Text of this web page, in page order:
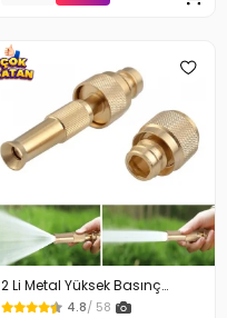
2 Li Metal Yüksek Basınç
Yağmurlamalı Hortum Ucu
4.8/ 58